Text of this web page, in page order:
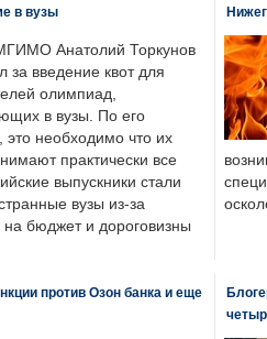
в вузы
Анатолий Торкунов
за введение квот для
олимпиад,
в вузы. По его
необходимо что их
практически все
выпускники стали
вузы из-за
на бюджет и дороговизны
против Озон банка и еще